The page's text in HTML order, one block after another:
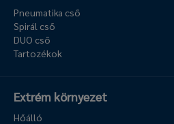
Pneumatika cső
Spirál cső
DUO cső
Tartozékok
Extrém környezet
Hőálló